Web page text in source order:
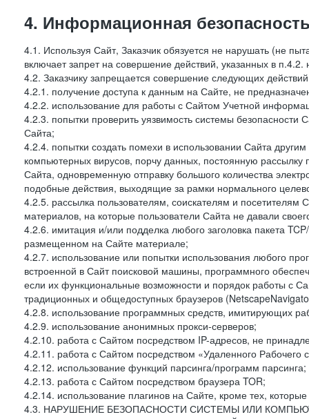
4. Информационная
4.1. Используя Сайт, Заказчик обязуется не нарушать (не
включает запрет на совершение действий, указанных в
4.2. Заказчику запрещается совершение следующих
4.2.1. получение доступа к данным на Сайте, не
4.2.2. использование для работы с Сайтом Учетной
4.2.3. попытки проверить уязвимость системы
Сайта;
4.2.4. попытки создать помехи в использовании Сайта
компьютерных вирусов, порчу данных, постоянную
Сайта, одновременную отправку большого количества
подобные действия, выходящие за рамки нормального
4.2.5. рассылка пользователям, соискателям и
материалов, на которые пользователи Сайта не давали
4.2.6. имитация и/или подделка любого заголовка пакета
размещенном на Сайте материале;
4.2.7. использование или попытки использования любого
встроенной в Сайт поисковой машины, программного
если их функциональные возможности и порядок работы с
традиционных и общедоступных браузеров
4.2.8. использование программных средств, имитирующих
4.2.9. использование анонимных прокси-серверов;
4.2.10. работа с Сайтом посредством IP-адресов, не
4.2.11. работа с Сайтом посредством «Удаленного Рабочего
4.2.12. использование функций парсинга/программ парсинга;
4.2.13. работа с Сайтом посредством браузера TOR;
4.2.14. использование плагинов на Сайте, кроме тех,
4.3. НАРУШЕНИЕ БЕЗОПАСНОСТИ СИСТЕМЫ ИЛИ